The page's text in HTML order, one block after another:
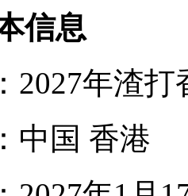
信息
2027年渣
中国 香港